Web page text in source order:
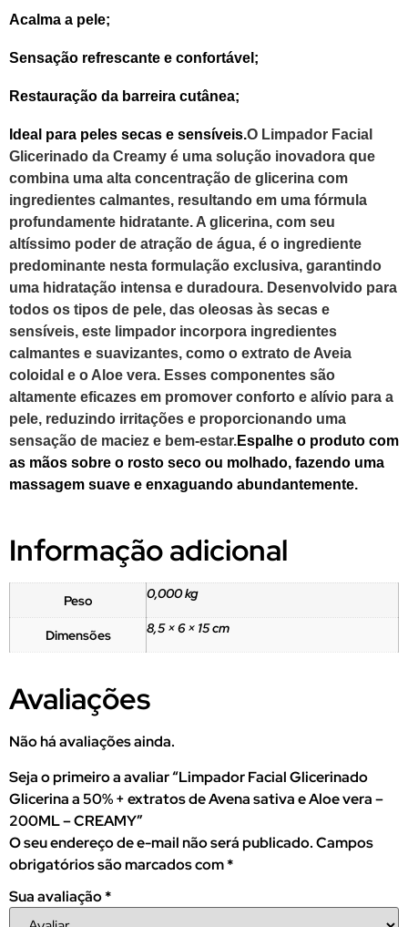
Acalma a pele;
Sensação refrescante e confortável;
Restauração da barreira cutânea;
Ideal para peles secas e sensíveis.O Limpador Facial
Glicerinado da Creamy é uma solução inovadora que
combina uma alta concentração de glicerina com
ingredientes calmantes, resultando em uma fórmula
profundamente hidratante. A glicerina, com seu
altíssimo poder de atração de água, é o ingrediente
predominante nesta formulação exclusiva, garantindo
uma hidratação intensa e duradoura. Desenvolvido para
todos os tipos de pele, das oleosas às secas e
sensíveis, este limpador incorpora ingredientes
calmantes e suavizantes, como o extrato de Aveia
coloidal e o Aloe vera. Esses componentes são
altamente eficazes em promover conforto e alívio para a
pele, reduzindo irritações e proporcionando uma
sensação de maciez e bem-estar.Espalhe o produto com
as mãos sobre o rosto seco ou molhado, fazendo uma
massagem suave e enxaguando abundantemente.
Informação adicional
Peso 0,000 kg
Dimensões 8,5 × 6 × 15 cm
Avaliações
Não há avaliações ainda.
Seja o primeiro a avaliar “Limpador Facial Glicerinado
Glicerina a 50% + extratos de Avena sativa e Aloe vera –
200ML – CREAMY”
O seu endereço de e-mail não será publicado.Campos
obrigatórios são marcados com*
Sua avaliação*